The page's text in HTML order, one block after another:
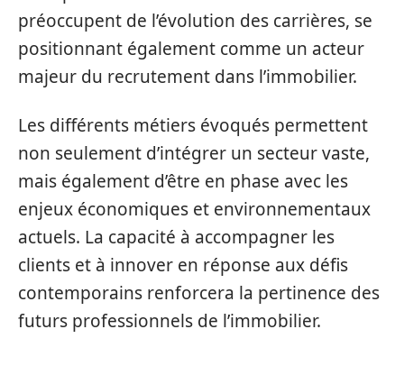
préoccupent de l’évolution des carrières, se
positionnant également comme un acteur
majeur du recrutement dans l’immobilier.
Les différents métiers évoqués permettent
non seulement d’intégrer un secteur vaste,
mais également d’être en phase avec les
enjeux économiques et environnementaux
actuels. La capacité à accompagner les
clients et à innover en réponse aux défis
contemporains renforcera la pertinence des
futurs professionnels de l’immobilier.